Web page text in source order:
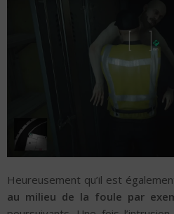
Heureusement qu’il est
au milieu de la foule par